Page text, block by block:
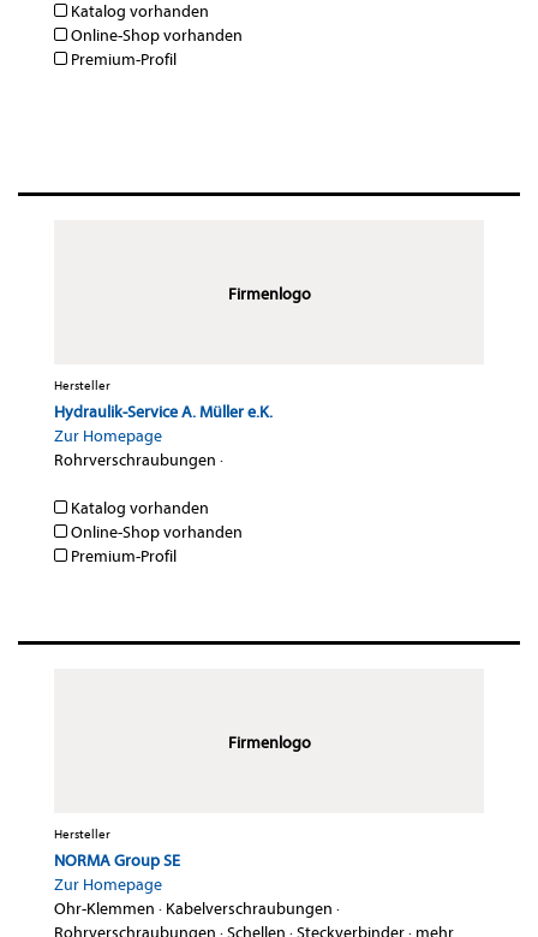
Katalog vorhanden
Online-Shop vorhanden
Premium-Profil
Firmenlogo
Hersteller
Hydraulik-Service A. Müller e.K.
Zur Homepage
Rohrverschraubungen ·
Katalog vorhanden
Online-Shop vorhanden
Premium-Profil
Firmenlogo
Hersteller
NORMA Group SE
Zur Homepage
Ohr-Klemmen · Kabelverschraubungen ·